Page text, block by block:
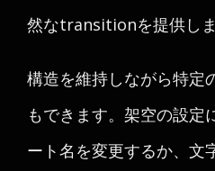
然なtransitionを提供しま
構造を維持しながら特定
もできます。架空の設定
ート名を変更するか、文